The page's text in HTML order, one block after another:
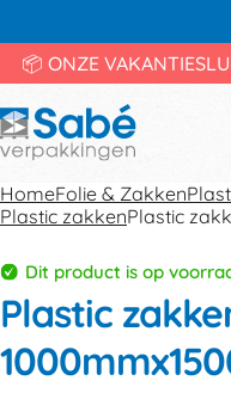
📦 ONZE
HomeFolie & Zakken
Plastic zakkenPlastic
Dit product is op
Plastic